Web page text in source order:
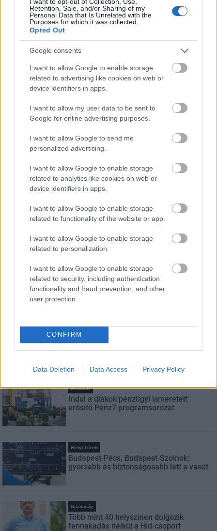
Retention, Sale, and/or Sharing of my
Personal Data that Is Unrelated with the
Purposes for which it was collected.
Opted Out
Google consents
I want to allow Google to enable storage
related to advertising like cookies on web or
device identifiers in apps.
I want to allow my user data to be sent to
Google for online advertising purposes.
I want to allow Google to send me
personalized advertising.
I want to allow Google to enable storage
related to analytics like cookies on web or
device identifiers in apps.
I want to allow Google to enable storage
related to functionality of the website or app.
I want to allow Google to enable storage
related to personalization.
I want to allow Google to enable storage
related to security, including authentication
functionality and fraud prevention, and other
user protection.
CONFIRM
Data Deletion Data Access Privacy Policy
Új gyalogosátkelők és jelzőlámpás
Másfélszeresére bővítik
Hódmezővásárhely jó hírű református
iskoláját
Flórián téri felüljárón
Feliratkozom a hírlevélre és elfogadom az
szabályzatot!
LEGNÉZETTEBB
Aktuális
Indul a diákok pénzügyi ismereteit
erősítő Pénz7 programsorozat
Helyi hírek
Budapest-Pécs, Budapest-Szolnok:
gyorsabb és biztonságosabb lett a vasút
Gazdaság
Több mint 40 helyszínen dolgozik
fennakadás nélkül a Híd-csoport